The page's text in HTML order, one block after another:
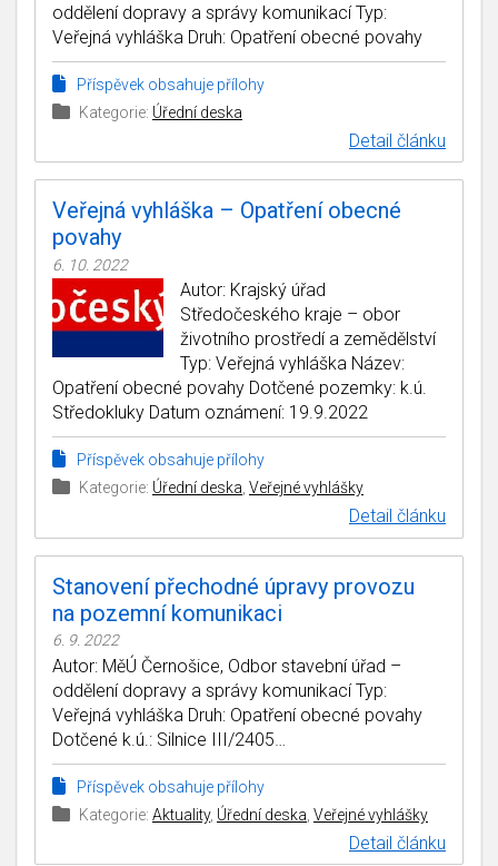
oddělení dopravy a správy komunikací Typ:
Veřejná vyhláška Druh: Opatření obecné povahy
Příspěvek obsahuje přílohy
Kategorie: Úřední deska
Detail článku
Veřejná vyhláška – Opatření obecné
povahy
6. 10. 2022
Autor: Krajský úřad
Středočeského kraje – obor
životního prostředí a zemědělství
Typ: Veřejná vyhláška Název:
Opatření obecné povahy Dotčené pozemky: k.ú.
Středokluky Datum oznámení: 19.9.2022
Příspěvek obsahuje přílohy
Kategorie: Úřední deska, Veřejné vyhlášky
Detail článku
Stanovení přechodné úpravy provozu
na pozemní komunikaci
6. 9. 2022
Autor: MěÚ Černošice, Odbor stavební úřad –
oddělení dopravy a správy komunikací Typ:
Veřejná vyhláška Druh: Opatření obecné povahy
Dotčené k.ú.: Silnice III/2405…
Příspěvek obsahuje přílohy
Kategorie: Aktuality, Úřední deska Veřejné vyhlášky
Detail článku